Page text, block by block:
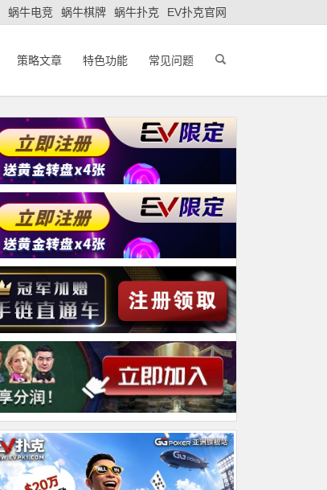
蜗牛电竞 蜗牛棋牌 蜗牛扑克 EV扑克官网
策略文章 特色功能 常见问题